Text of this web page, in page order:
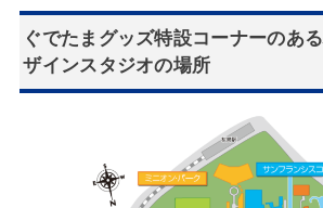
ぐでたまグッズ特設コーナーのあ
ザインスタジオの場所